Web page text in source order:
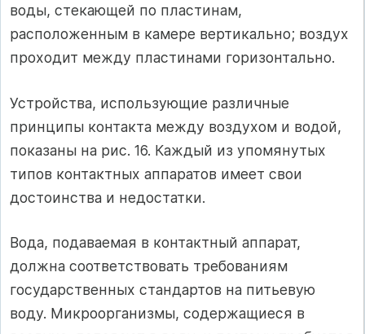
воды, стекающей по пластинам,
расположенным в камере вертикально; воздух
проходит между пластинами горизонтально.
Устройства, использующие различные
принципы контакта между воздухом и водой,
показаны на рис. 16. Каждый из упомянутых
типов контактных аппаратов имеет свои
достоинства и недостатки.
Вода, подаваемая в контактный аппарат,
должна соответствовать требованиям
государственных стандартов на питьевую
воду. Микроорганизмы, содержащиеся в